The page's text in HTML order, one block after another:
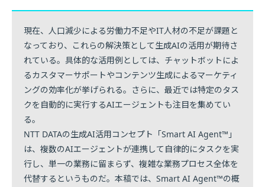
現在、人口減少による労働力不足やIT人材の不足が課題と
なっており、これらの解決策として生成AIの活用が期待さ
れている。具体的な活用例としては、チャットボットによ
るカスタマーサポートやコンテンツ生成によるマーケティ
ングの効率化が挙げられる。さらに、最近では特定のタス
クを自動的に実行するAIエージェントも注目を集めてい
る。
NTT DATAの生成AI活用コンセプト「Smart AI Agent™」
は、複数のAIエージェントが連携して自律的にタスクを実
行し、単一の業務に留まらず、複雑な業務プロセス全体を
代替するというものだ。本稿では、Smart AI Agent™の概